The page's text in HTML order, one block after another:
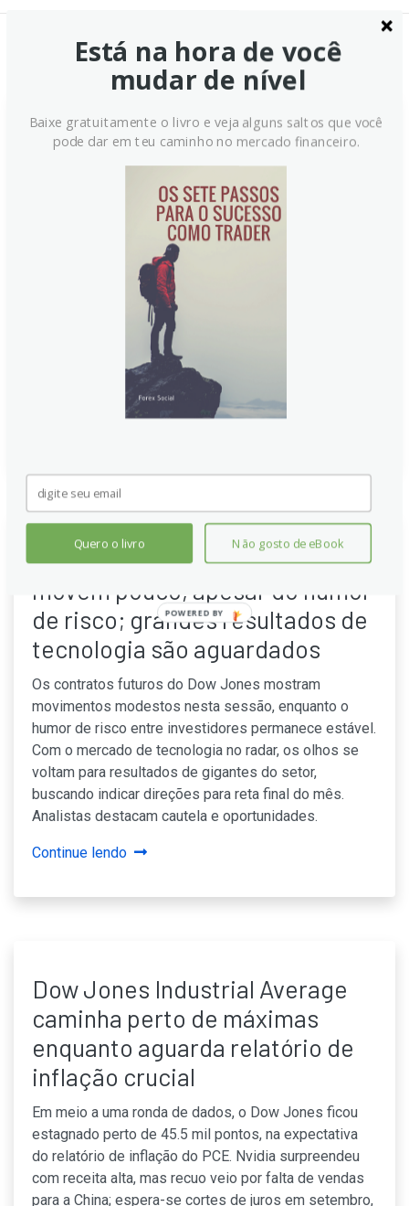
Notícias Relacionadas:
A Semana de Estagnação do
Dow Jones Industrial Average
Continua nesta Sexta-feira
O Dow Jones Industrial Average continua preso em
uma semana de estagnação, sem impulsos
consistentes, enquanto investidores digerem dados
econômicos, balanços corporativos e o impacto de
políticas monetárias. A volatilidade permanece
contida, e os índices acompanham a inércia do
mercado, com poucos movimentos significativos ao
longo do pregão de hoje.
Continue lendo
Futuros do Dow Jones se
movem pouco, apesar do humor
de risco; grandes resultados de
tecnologia são aguardados
Os contratos futuros do Dow Jones mostram
movimentos modestos nesta sessão, enquanto o
humor de risco entre investidores permanece estável.
Com o mercado de tecnologia no radar, os olhos se
voltam para resultados de gigantes do setor,
buscando indicar direções para reta final do mês.
Analistas destacam cautela e oportunidades.
Continue lendo
Dow Jones Industrial Average
caminha perto de máximas
enquanto aguarda relatório de
inflação crucial
Em meio a uma ronda de dados, o Dow Jones ficou
estagnado perto de 45.5 mil pontos, na expectativa
do relatório de inflação do PCE. Nvidia surpreendeu
com receita alta, mas recuo veio por falta de vendas
para a China; espera-se cortes de juros em setembro,
Está na hora de você
mudar de nível
Baixe gratuitamente o livro e veja alguns saltos que você
pode dar em teu caminho no mercado financeiro.
Quero o livro Não gosto de eBook
POWERED BY